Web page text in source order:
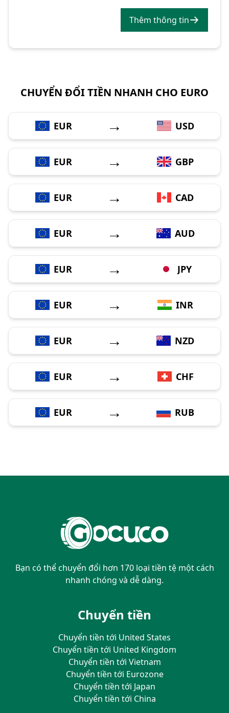
Thêm thông tin
CHUYỂN ĐỔI TIỀN NHANH CHO EURO
EUR → USD
EUR → GBP
EUR → CAD
EUR → AUD
EUR → JPY
EUR → INR
EUR → NZD
EUR → CHF
EUR → RUB
Bạn có thể chuyển đổi hơn 170 loại tiền tệ một cách
nhanh chóng và dễ dàng.
Chuyển tiền
Chuyển tiền tới United States
Chuyển tiền tới United Kingdom
Chuyển tiền tới Vietnam
Chuyển tiền tới Eurozone
Chuyển tiền tới Japan
Chuyển tiền tới China